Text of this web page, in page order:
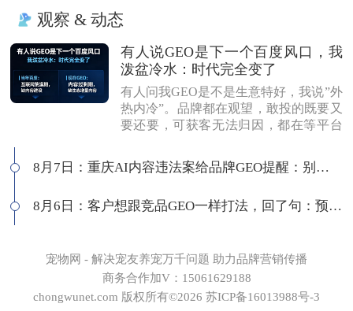
观察 & 动态
有人说GEO是下一个百度风口，我
泼盆冷水：时代完全变了
有人问我GEO是不是生意特好，我说”外
热内冷”。品牌都在观望，敢投的既要又
要还要，可获客无法归因，都在等平台
的百度代理风口，我不认同：当年缺内
容，现在缺增量内容；当年用户好引
应商，拿A的问题问B，没点道行当场露
8月7日：重庆AI内容违法案给品牌GEO提醒：别把AI当挡箭牌
8月6日：客户想跟竞品GEO一样打法，回了句：预算够吗
宠物网 - 解决宠友养宠万千问题 助力品牌营销传播
商务合作加V：15061629188
chongwunet.com 版权所有©2026 苏ICP备16013988号-3